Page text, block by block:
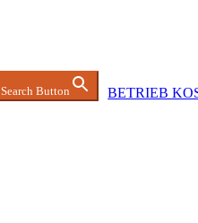
Search Button BETRIEB